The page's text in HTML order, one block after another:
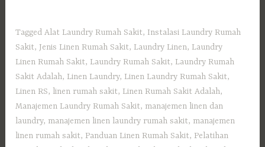
TaggedAlat Laundry Rumah Sakit, Instalasi Laundry Rumah
Sakit, Jenis Linen Rumah Sakit, Laundry Linen, Laundry
Linen Rumah Sakit, Laundry Rumah Sakit, Laundry Rumah
Sakit Adalah, Linen Laundry, Linen Laundry Rumah Sakit,
Linen RS, linen rumah sakit, Linen Rumah Sakit Adalah,
Manajemen Laundry Rumah Sakit, manajemen linen dan
laundry, manajemen linen laundry rumah sakit, manajemen
linen rumah sakit, Panduan Linen Rumah Sakit, Pelatihan